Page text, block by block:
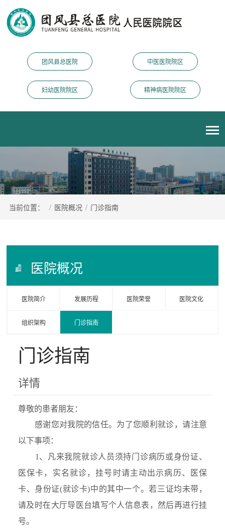
团风县总医院 中医医院院区
妇幼医院院区 精神病医院院区
当前位置： / 医院概况 / 门诊指南
医院概况
医院简介 发展历程 医院荣誉 医院文化
组织架构 门诊指南
门诊指南
详情
尊敬的患者朋友：
感谢您对我院的信任。为了您顺利就诊，请注意
以下事项：
1、凡来我院就诊人员须持门诊病历或身份证、
医保卡，实名就诊，挂号时请主动出示病历、医保
卡、身份证(就诊卡)中的其中一个。若三证均未带，
请及时在大厅导医台填写个人信息表，然后再进行挂
号。